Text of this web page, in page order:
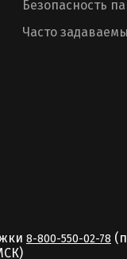
Безопасность
Часто
8-800-550-02-78